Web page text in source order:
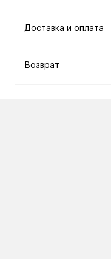
Доставка и оплата
Возврат